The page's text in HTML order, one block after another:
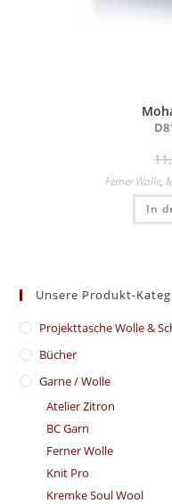
Ferner Wolle,
In
Unsere Produkt-
​Projekttasche Wolle &
Bücher
Garne / Wolle
Atelier Zitron
BC Garn
Ferner Wolle
Knit Pro
Kremke Soul Wool